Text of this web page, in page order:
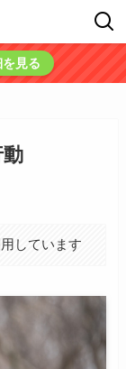
見る
しています